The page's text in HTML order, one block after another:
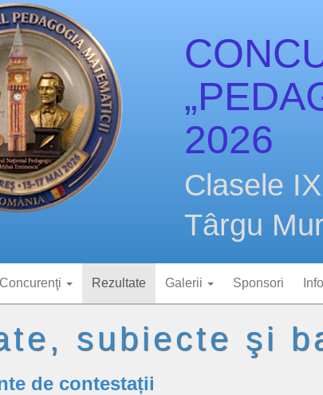
2026
Clasele
Târgu
Concurenţi Rezultate Galerii Sponsori
subiecte şi
de contestații